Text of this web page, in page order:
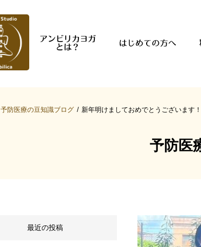
予防医療の豆知識ブログ 新年明けましておめでとうございます！
予防医
最近の投稿